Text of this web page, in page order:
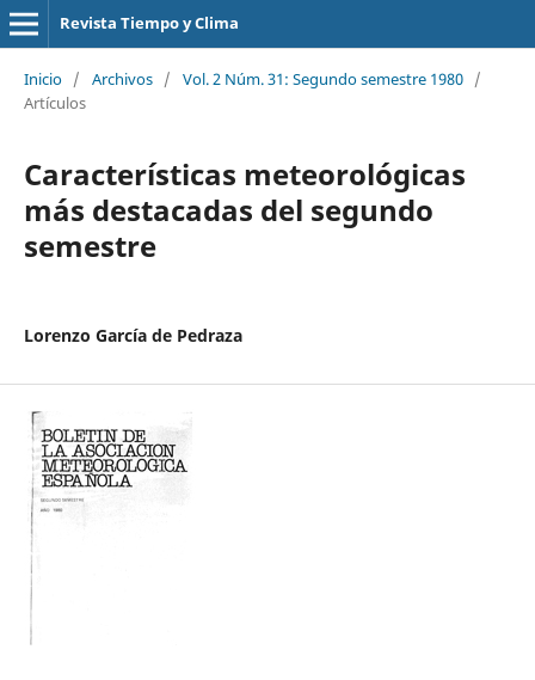
Revista Tiempo y Clima
Inicio / Archivos / Vol. 2 Núm. 31: Segundo semestre 1980 /
Artículos
Características meteorológicas
más destacadas del segundo
semestre
Lorenzo García de Pedraza